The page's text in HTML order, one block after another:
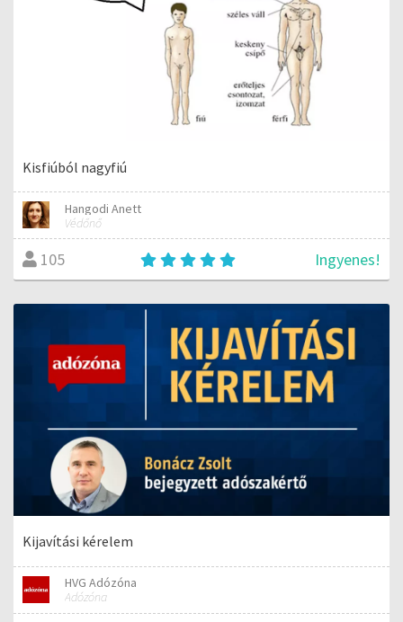
Kisfiúból nagyfiú
Hangodi Anett
Védőnő
105 Ingyenes!
Kijavítási kérelem
HVG Adózóna
Adózóna